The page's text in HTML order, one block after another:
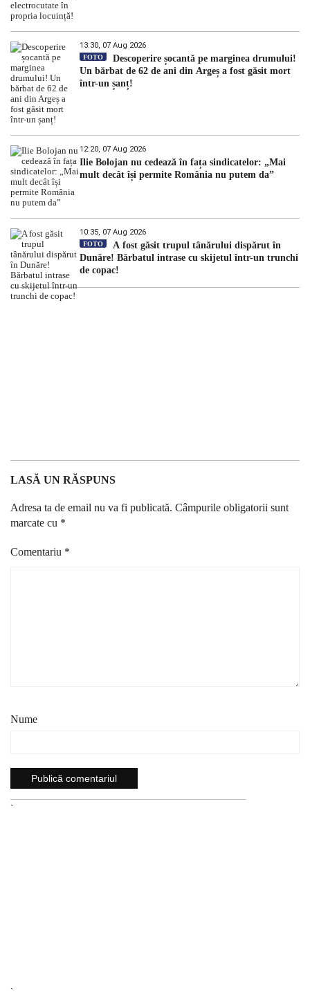
13:30, 07 Aug 2026
FOTO
Descoperire șocantă pe marginea drumului!
Un bărbat de 62 de ani din Argeș a fost găsit mort
într-un șanț!
12:20, 07 Aug 2026
Ilie Bolojan nu cedează în fața sindicatelor: „Mai
mult decât își permite România nu putem da”
10:35, 07 Aug 2026
FOTO
A fost găsit trupul tânărului dispărut în
Dunăre! Bărbatul intrase cu skijetul într-un trunchi
de copac!
LASĂ UN RĂSPUNS
Adresa ta de email nu va fi publicată. Câmpurile obligatorii sunt
marcate cu *
Comentariu *
Nume
`
`